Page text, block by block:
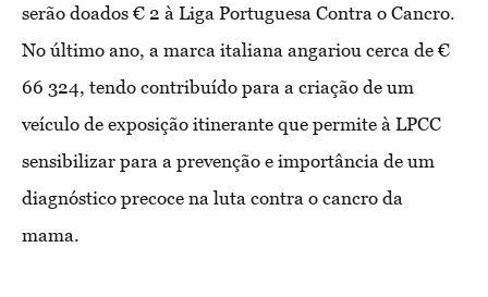
serão doados € 2 à Liga Portuguesa Contra o Cancro.
No último ano, a marca italiana angariou cerca de €
66 324, tendo contribuído para a criação de um
veículo de exposição itinerante que permite à LPCC
sensibilizar para a prevenção e importância de um
diagnóstico precoce na luta contra o cancro da
mama.